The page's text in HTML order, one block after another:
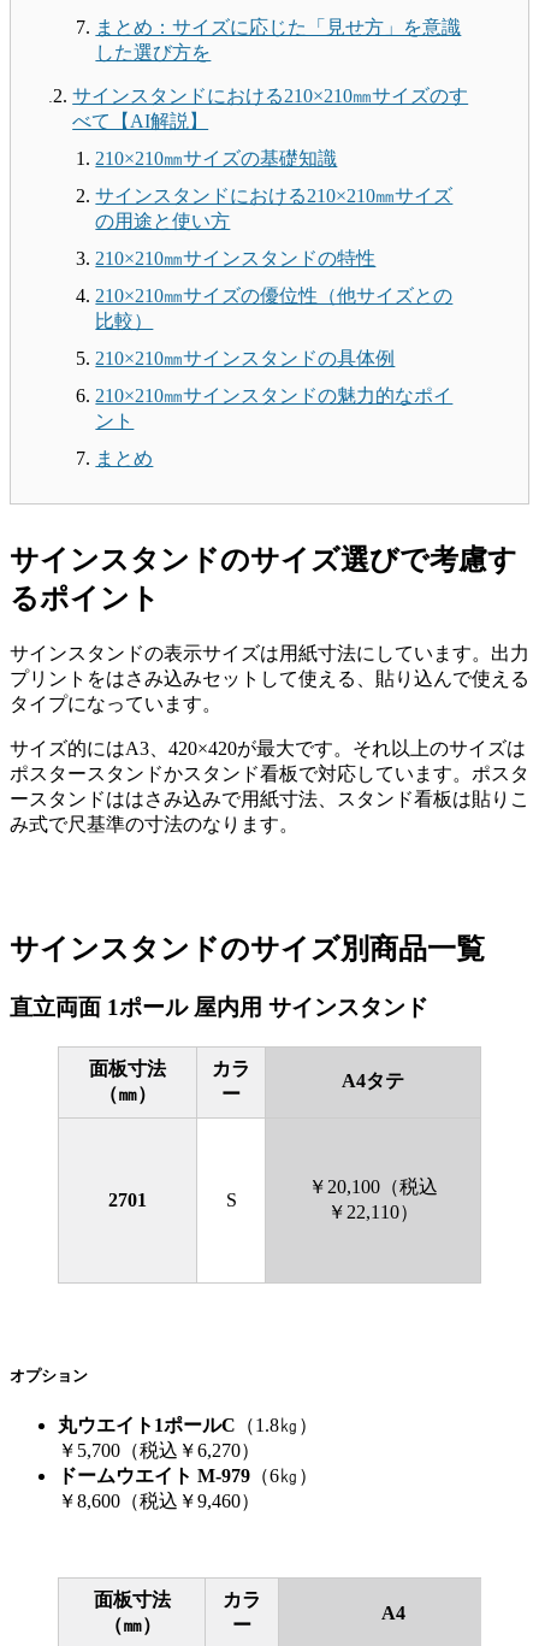
まとめ：サイズに応じた「見せ方」を意識
した選び方を
サインスタンドにおける210×210㎜サイズのす
べて【AI解説】
210×210㎜サイズの基礎知識
サインスタンドにおける210×210㎜サイズ
の用途と使い方
210×210㎜サインスタンドの特性
210×210㎜サイズの優位性（他サイズとの
比較）
210×210㎜サインスタンドの具体例
210×210㎜サインスタンドの魅力的なポイ
ント
まとめ
サインスタンドのサイズ選びで考慮す
るポイント
サインスタンドの表示サイズは用紙寸法にしています。出力
プリントをはさみ込みセットして使える、貼り込んで使える
タイプになっています。
サイズ的にはA3、420×420が最大です。それ以上のサイズは
ポスタースタンドかスタンド看板で対応しています。ポスタ
ースタンドははさみ込みで用紙寸法、スタンド看板は貼りこ
み式で尺基準の寸法のなります。
サインスタンドのサイズ別商品一覧
直立両面 1ポール 屋内用 サインスタンド
面板寸法
（㎜）
カラ
ー
A4タテ
2701 S
￥20,100（税込
￥22,110）
オプション
丸ウエイト1ポールC （1.8㎏）
￥5,700（税込￥6,270）
ドームウエイト M-979 （6㎏）
￥8,600（税込￥9,460）
面板寸法
（㎜）
カラ
ー
A4